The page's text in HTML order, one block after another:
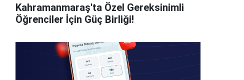
Kahramanmaraş'ta Özel Gereksinimli
Öğrenciler İçin Güç Birliği!